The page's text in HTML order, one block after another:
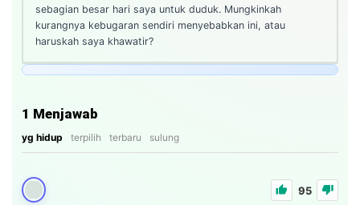
sebagian besar hari saya untuk duduk. Mungkinkah
kurangnya kebugaran sendiri menyebabkan ini, atau
haruskah saya khawatir?
1 Menjawab
yg hidup terpilih terbaru sulung
95